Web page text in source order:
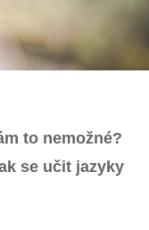
to nemožné?
se učit jazyky